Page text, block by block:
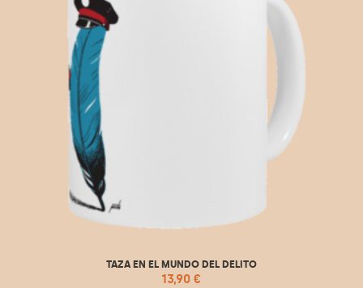
TAZA EN EL MUNDO DEL DELITO
13,90€